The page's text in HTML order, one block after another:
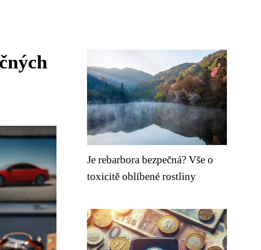
Je rebarbora bezpečná? Vše o
toxicitě oblíbené rostliny